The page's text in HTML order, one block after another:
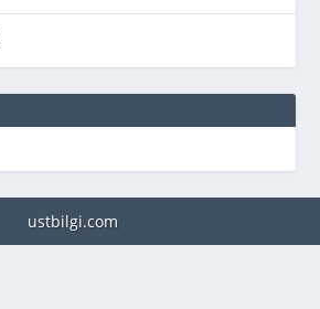
ustbilgi.com